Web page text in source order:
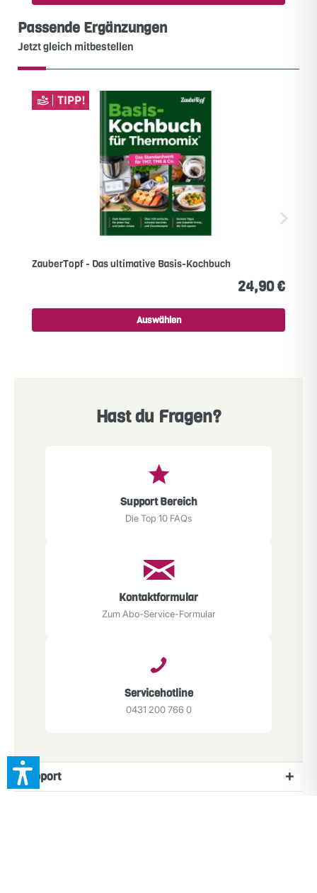
Passende Ergänzungen
Jetzt gleich mitbestellen
TIPP!
ZauberTopf - Das ultimative Basis-Kochbuch
24,90 €
Auswählen
Hast du Fragen?
Support Bereich
Die Top 10 FAQs
Kontaktformular
Zum Abo-Service-Formular
Servicehotline
0431 200 766 0
Support